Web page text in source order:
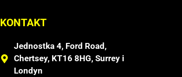
KONTAKT
Jednostka 4, Ford Road,
Chertsey, KT16 8HG, Surrey i
Londyn